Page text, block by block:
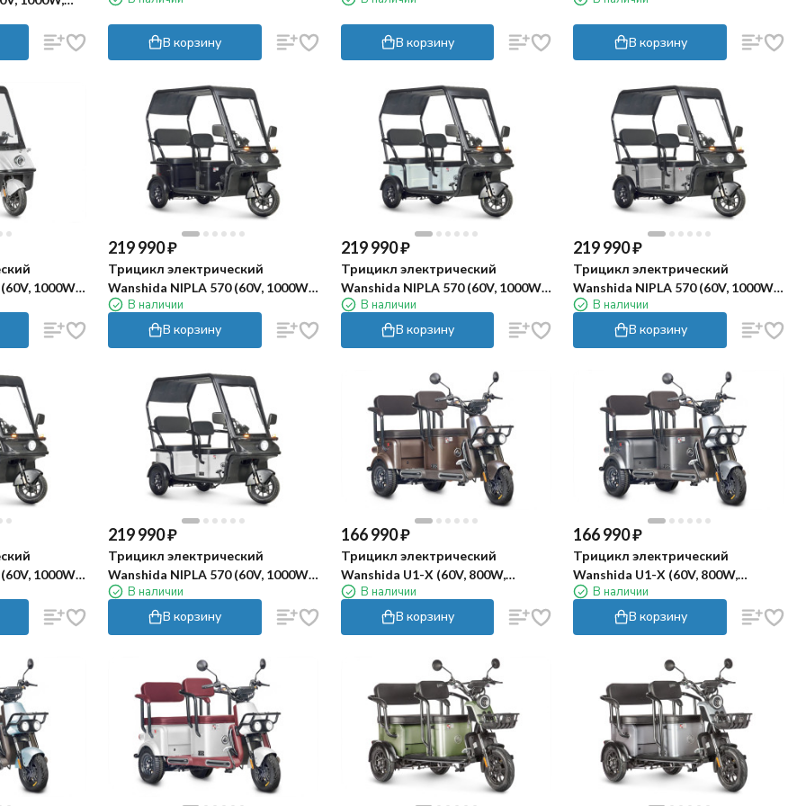
В корзину В корзину В корзину
1000W,
219 990₽
Трицикл электрический
Wanshida NIPLA 570 (60V, 1000W,
черный)
В наличии
В корзину
219 990₽
Трицикл электрический
Wanshida NIPLA 570 (60V, 1000W,
зеленый)
В наличии
В корзину
219 990₽
Трицикл электрический
Wanshida NIPLA 570 (60V, 1000W,
серый)
В наличии
В корзину
1000W,
219 990₽
Трицикл электрический
Wanshida NIPLA 570 (60V, 1000W,
белый)
В наличии
В корзину
166 990₽
Трицикл электрический
Wanshida U1-X (60V, 800W,
коричневый)
В наличии
В корзину
166 990₽
Трицикл электрический
Wanshida U1-X (60V, 800W,
серый)
В наличии
В корзину